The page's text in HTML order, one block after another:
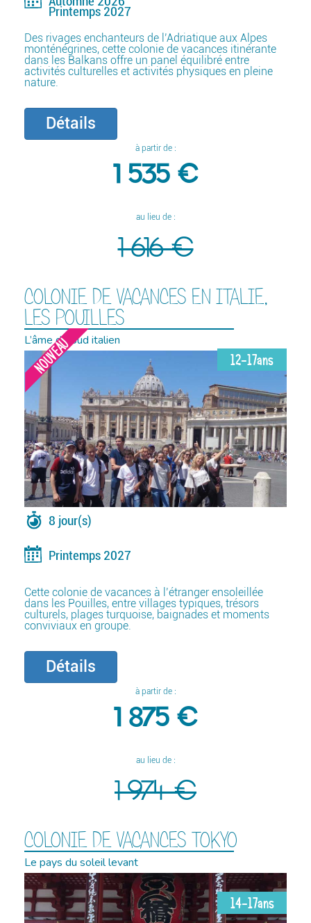
Printemps 2027
Des rivages enchanteurs de l’Adriatique aux Alpes
monténégrines, cette colonie de vacances itinérante
dans les Balkans offre un panel équilibré entre
activités culturelles et activités physiques en pleine
nature.
Détails
à partir de :
1 535 €
au lieu de :
1 616 €
COLONIE DE VACANCES EN ITALIE,
LES POUILLES
L’âme du Sud italien
NOUVEAU 12-17ans
8 jour(s)
Printemps 2027
Cette colonie de vacances à l’étranger ensoleillée
dans les Pouilles, entre villages typiques, trésors
culturels, plages turquoise, baignades et moments
conviviaux en groupe.
Détails
à partir de :
1 875 €
au lieu de :
1 974 €
COLONIE DE VACANCES TOKYO
Le pays du soleil levant
14-17ans